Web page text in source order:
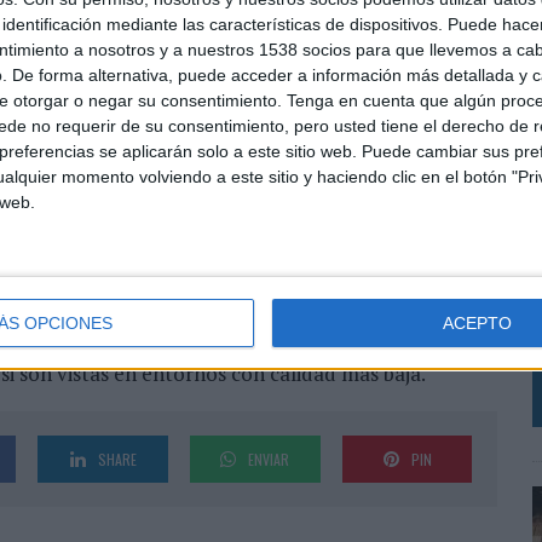
mediante las características de dispositivos. Puede
a nosotros y a nuestros 1538 socios para que llevemos a
De forma alternativa, puede acceder a información más detallada y
otorgar o negar su consentimiento. Tenga en cuenta que algún
no requerir de su consentimiento, pero usted tiene el derecho de
se aplicarán solo a este sitio web. Puede cambiar sus
momento volviendo a este sitio y haciendo clic en el botón
OPCIONES ACEPTO
lo largo del test realizado, los participantes vieron
como automoción, gran consumo, finanzas,
móvil y con diferentes grados de calidad.
cerebrales responsables de las afinidades
los consumidores prefieren las impresiones que
no les gustan aquellas que se encuentran cerca de
que los consumidores son tres veces menos
junto a contenido no deseado.
consumidores e impactar en su memoria a largo
de manifiesto que los anuncios en entornos de
de los usuarios con las marcas y un 30%
son vistas en entornos con calidad más baja.
SHARE ENVIAR PIN